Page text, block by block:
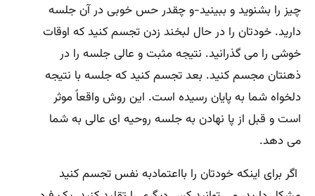
چیز را بشنوید و ببینید-و چقدر حس خوبی در آن جلسه
دارید. خودتان را در حال لبخند زدن تجسم کنید که اوقات
خوشی را می گذرانید. نتیجه مثبت و عالی جلسه را در
ذهنتان مجسم کنید. بعد تجسم کنید که جلسه با نتیجه
دلخواه شما به پایان رسیده است. این روش واقعاً موثر
است و قبل از پا نهادن به جلسه روحیه ای عالی به شما
می دهد.
اگر برای اینکه خودتان را بااعتمادبه نفس تجسم کنید